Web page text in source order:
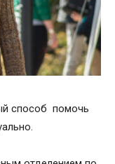
способ помочь